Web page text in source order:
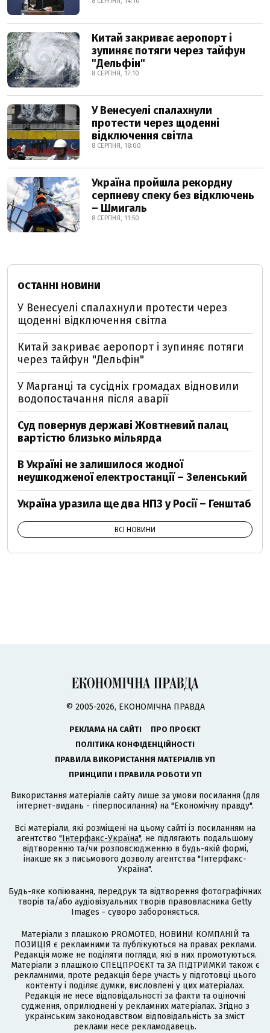
Китай закриває аеропорт і
зупиняє потяги через тайфун
"Дельфін"
8 СЕРПНЯ, 17:10
У Венесуелі спалахнули
протести через щоденні
відключення світла
8 СЕРПНЯ, 18:00
Україна пройшла рекордну
серпневу спеку без відключень
– Шмигаль
8 СЕРПНЯ, 11:50
ОСТАННІ НОВИНИ
У Венесуелі спалахнули протести через
щоденні відключення світла
Китай закриває аеропорт і зупиняє потяги
через тайфун "Дельфін"
У Марганці та сусідніх громадах відновили
водопостачання після аварії
Суд повернув державі Жовтневий палац
вартістю близько мільярда
В Україні не залишилося жодної
неушкодженої електростанції – Зеленський
Україна уразила ще два НПЗ у Росії – Генштаб
ВСІ НОВИНИ
© 2005-2026, ЕКОНОМІЧНА ПРАВДА
РЕКЛАМА НА САЙТІ
ПРО ПРОЄКТ
ПОЛІТИКА КОНФІДЕНЦІЙНОСТІ
ПРАВИЛА ВИКОРИСТАННЯ МАТЕРІАЛІВ УП
ПРИНЦИПИ І ПРАВИЛА РОБОТИ УП
Використання матеріалів сайту лише за умови посилання (для
інтернет-видань - гіперпосилання) на "Економічну правду".
Всі матеріали, які розміщені на цьому сайті із посиланням на
агентство "Інтерфакс-Україна", не підлягають подальшому
відтворенню та/чи розповсюдженню в будь-якій формі,
інакше як з письмового дозволу агентства "Інтерфакс-
Україна".
Будь-яке копіювання, передрук та відтворення фотографічних
творів та/або аудіовізуальних творів правовласника Getty
Images - суворо забороняється.
Матеріали з плашкою PROMOTED, НОВИНИ КОМПАНІЙ та
ПОЗИЦІЯ є рекламними та публікуються на правах реклами.
Редакція може не поділяти погляди, які в них промотуються.
Матеріали з плашкою СПЕЦПРОЄКТ та ЗА ПІДТРИМКИ також є
рекламними, проте редакція бере участь у підготовці цього
контенту і поділяє думки, висловлені у цих матеріалах.
Редакція не несе відповідальності за факти та оціночні
судження, оприлюднені у рекламних матеріалах. Згідно з
українським законодавством відповідальність за зміст
реклами несе рекламодавець.